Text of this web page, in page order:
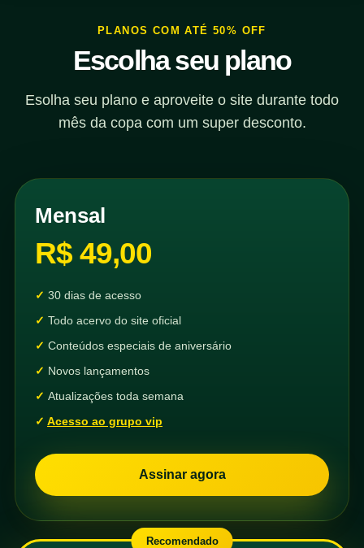
PLANOS COM ATÉ 50% OFF
Escolha seu plano
Esolha seu plano e aproveite o site durante todo
mês da copa com um super desconto.
Mensal
R$ 49,00
30 dias de acesso
Todo acervo do site oficial
Conteúdos especiais de aniversário
Novos lançamentos
Atualizações toda semana
Acesso ao grupo vip
Assinar agora
Recomendado